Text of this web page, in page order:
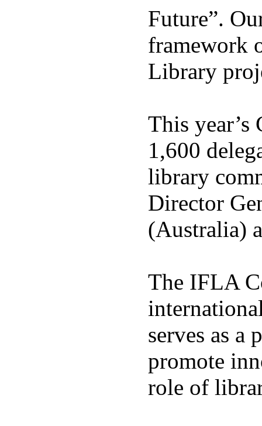
Future”.
framework
Library
This year’s
1,600
library
Director
(Australia)
The IFLA
serves as a
promote
role of